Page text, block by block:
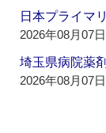
日本プライ
2026年08月07
埼玉県病院
2026年08月07